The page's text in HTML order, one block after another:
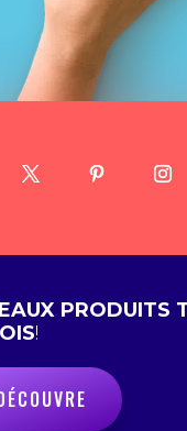
PRODUITS
!